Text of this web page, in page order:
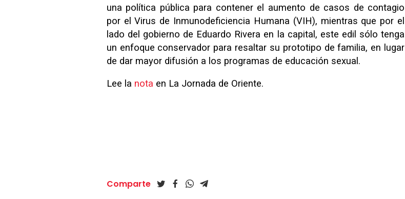
una política pública para contener el aumento de casos de contagio
por el Virus de Inmunodeficiencia Humana (VIH), mientras que por el
lado del gobierno de Eduardo Rivera en la capital, este edil sólo tenga
un enfoque conservador para resaltar su prototipo de familia, en lugar
de dar mayor difusión a los programas de educación sexual.
Lee la nota en La Jornada de Oriente.
Comparte